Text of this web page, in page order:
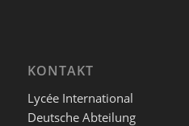
KONTAKT
Lycée International
Deutsche Abteilung